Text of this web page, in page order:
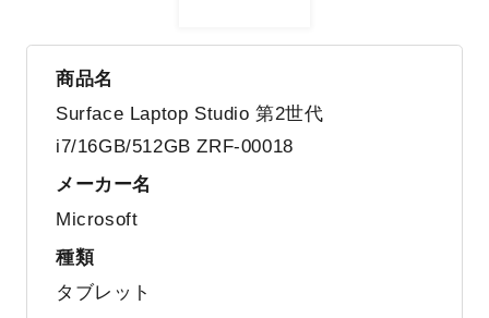
商品名
Surface Laptop Studio 第2世代
i7/16GB/512GB ZRF-00018
メーカー名
Microsoft
種類
タブレット